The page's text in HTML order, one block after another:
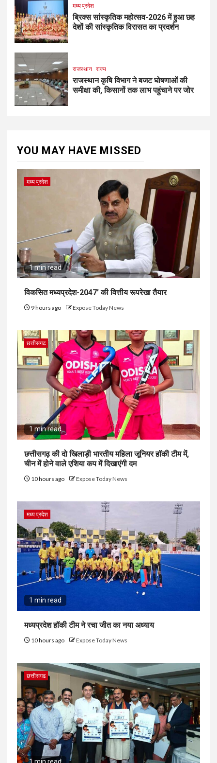
मध्य प्रदेश
ब्रिक्स सांस्कृतिक महोत्सव-2026 में हुआ छह
देशों की सांस्कृतिक विरासत का प्रदर्शन
राजस्थान राज्य
राजस्थान कृषि विभाग ने बजट घोषणाओं की
समीक्षा की, किसानों तक लाभ पहुंचाने पर जोर
YOU MAY HAVE MISSED
मध्य प्रदेश
1 min read
विकसित मध्यप्रदेश-2047’ की वित्तीय रूपरेखा तैयार
9 hours ago Expose Today News
छत्तीसगढ
1 min read
छत्तीसगढ़ की दो खिलाड़ी भारतीय महिला जूनियर हॉकी टीम में,
चीन में होने वाले एशिया कप में दिखाएंगी दम
10 hours ago Expose Today News
मध्य प्रदेश
1 min read
मध्यप्रदेश हॉकी टीम ने रचा जीत का नया अध्याय
10 hours ago Expose Today News
छत्तीसगढ